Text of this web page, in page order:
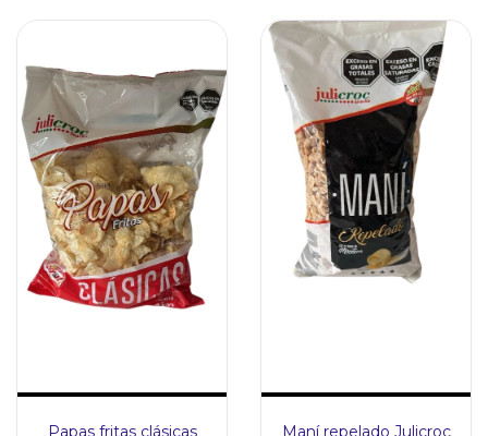
Papas fritas clásicas
Maní repelado Julicroc